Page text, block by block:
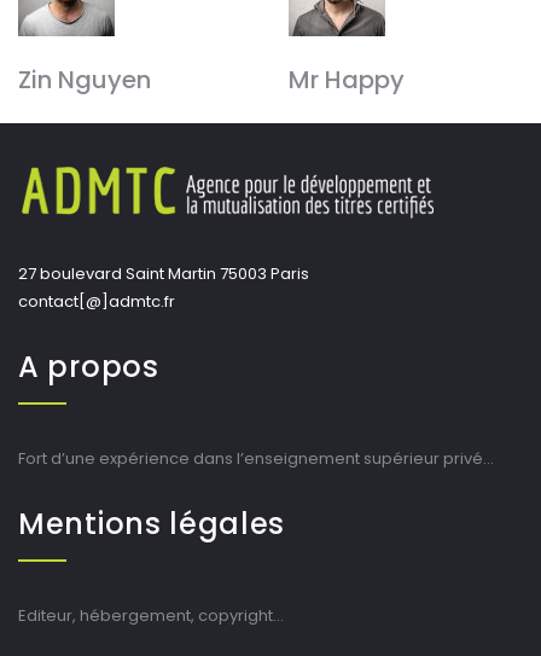
Zin Nguyen Mr Happy
27 boulevard Saint Martin 75003 Paris
contact[@]admtc.fr
A propos
Fort d’une expérience dans l’enseignement supérieur privé…
Mentions légales
Editeur, hébergement, copyright…